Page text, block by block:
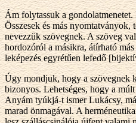
Ám folytassuk a
Összesek és más
nevezzük szövegnek. A szöveg
hordozóról a másikra, átírható
leképezés egyrétűen lefedő
Úgy mondjuk, hogy a szövegnek
bizonyos. Lehetséges, hogy a
Anyám tyúkjá-t ismer Lukácsy,
marad önmagával. A